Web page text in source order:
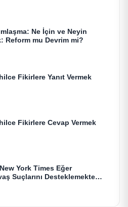
Ne İçin ve Neyin
Reform mu Devrim mi?
Fikirlere Yanıt Vermek
Fikirlere Cevap Vermek
York Times Eğer
Suçlarını Desteklemekte